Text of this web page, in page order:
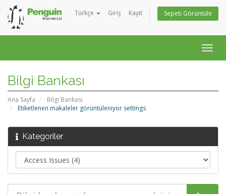
Türkçe Giriş Kayıt Sepeti Görüntüle
Bilgi Bankası
Ana Sayfa
Bilgi Bankası
Etiketlenen makaleler görüntüleniyor settings
Kategoriler